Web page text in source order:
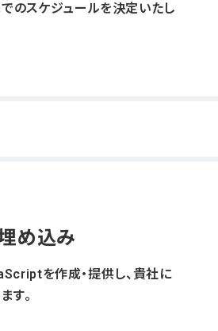
のスケジュールを決定いたし
め込み
を作成・提供し、貴社に
す。